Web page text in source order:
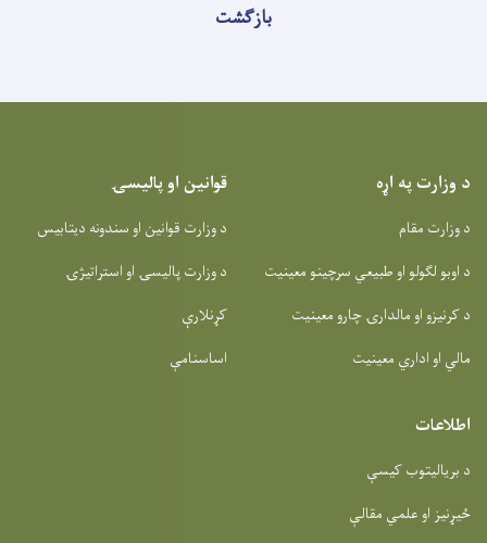
بازگشت
د وزارت په اړه
د وزارت مقام
د اوبو لګولو او طبیعي سرچینو معینیت
د کرنیزو او مالدارۍ چارو معینیت
مالي او اداري معینیت
قوانین او پالیسۍ
د وزارت قوانین او سندونه دیتابیس
د وزارت پالیسۍ او استراتیژۍ
کړنلارې
اساسنامې
اطلاعات
د بریالیتوب کیسې
ځیړنیز او علمي مقالې